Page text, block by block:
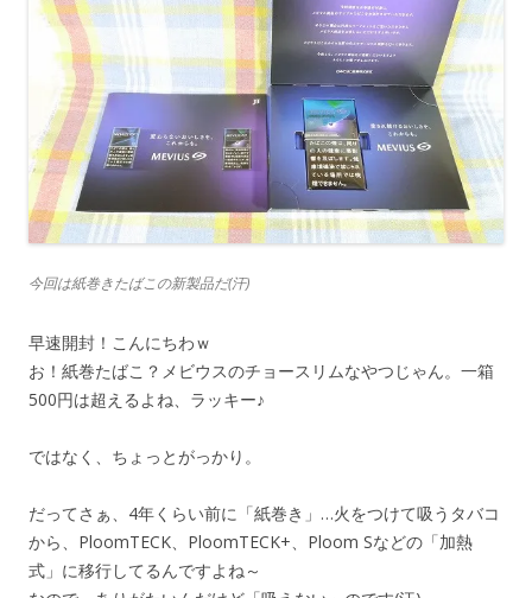
今回は紙巻きたばこの新製品だ(汗)
早速開封！こんにちわｗ
お！紙巻たばこ？メビウスのチョースリムなやつじゃん。一箱
500円は超えるよね、ラッキー♪
ではなく、ちょっとがっかり。
だってさぁ、4年くらい前に「紙巻き」…火をつけて吸うタバコ
から、PloomTECK、PloomTECK+、Ploom Sなどの「加熱
式」に移行してるんですよね～